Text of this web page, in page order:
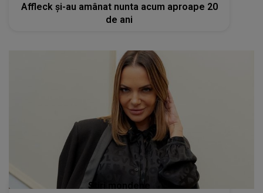
Affleck și-au amânat nunta acum aproape 20
de ani
Stiri mondene